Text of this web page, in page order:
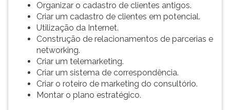
Pressione
Organizar o cadastro de clientes antigos.
Criar um cadastro de clientes em potencial.
Utilização da Internet.
Construção de relacionamentos de parcerias e
networking.
Criar um telemarketing.
Criar um sistema de correspondência.
Criar o roteiro de marketing do consultório.
Montar o plano estratégico.